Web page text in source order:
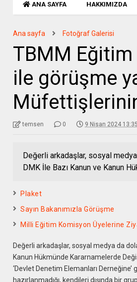
ANA SAYFA HAKKIMIZDA
Ana sayfa Fotoğraf Galerisi
TBMM Eğitim
ile görüşme
temsen 0 9 Nisan 2024 13:35
Değerli arkadaşlar, sosyal
DMK İle Bazı Kanun ve Kanun
Plaket
Sayın Bakanımızla Görüşme
Milli Eğitim Komisyon Üyelerine
Değerli arkadaşlar, sosyal medya da
Kanun Hükmünde Kararnamelerde
‘Devlet Denetim Elemanları
hazırlanmadığı, kendileri dışında bir